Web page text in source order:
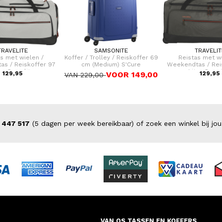
met wielen /
/ Reiskoffer 97
Crosslite
129,95
SAMSONITE
Koffer / Trolley / Reiskoffer 69
cm (Medium) S'Cure
VAN 229,00VOOR 149,00
Reistas met
Weekendtas /
Liter129,95
447 517 (5 dagen per week bereikbaar) of zoek een winkel bij